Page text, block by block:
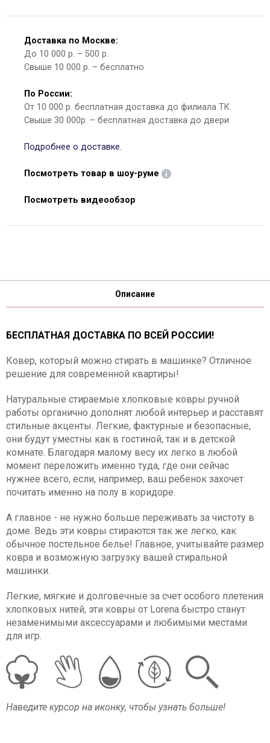
Доставка по Москве:
До 10 000 р. – 500 р.
Свыше 10 000 р. – бесплатно
По России:
От 10 000 р. бесплатная доставка до филиала ТК
Свыше 30 000р. – бесплатная доставка до двери
Подробнее о доставке.
Посмотреть товар в шоу-руме
Посмотреть видеообзор
Описание
БЕСПЛАТНАЯ ДОСТАВКА ПО ВСЕЙ РОССИИ!
Ковер, который можно стирать в машинке? Отличное
решение для современной квартиры!
Натуральные стираемые хлопковые ковры ручной
работы органично дополнят любой интерьер и расставят
стильные акценты. Легкие, фактурные и безопасные,
они будут уместны как в гостиной, так и в детской
комнате. Благодаря малому весу их легко в любой
момент переложить именно туда, где они сейчас
нужнее всего, если, например, ваш ребенок захочет
почитать именно на полу в коридоре.
А главное - не нужно больше переживать за чистоту в
доме. Ведь эти ковры стираются так же легко, как
обычное постельное белье! Главное, учитывайте размер
ковра и возможную загрузку вашей стиральной
машинки.
Легкие, мягкие и долговечные за счет особого плетения
хлопковых нитей, эти ковры от Lorena быстро станут
незаменимыми аксессуарами и любимыми местами
для игр.
Наведите курсор на иконку, чтобы узнать больше!